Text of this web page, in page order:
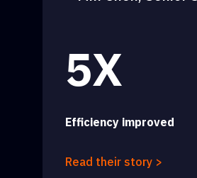
5X
Efficiency improved
Read their story >